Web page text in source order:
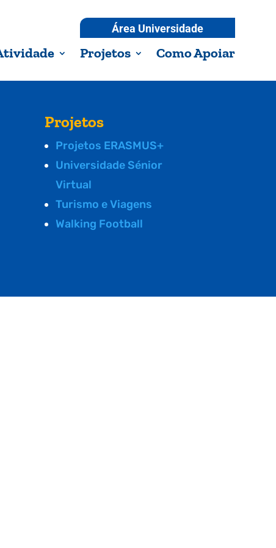
Área Universidade
Projetos Como Apoiar
Projetos
Projetos ERASMUS+
Universidade Sénior
Virtual
Turismo e Viagens
Walking Football